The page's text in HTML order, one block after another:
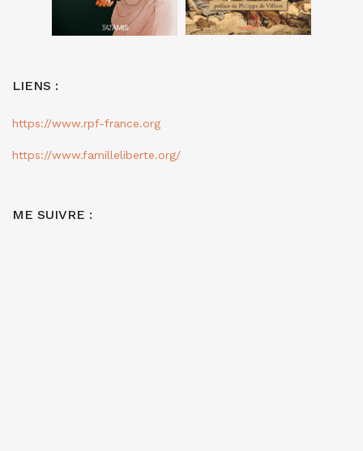
LIENS :
https://www.rpf-france.org
https://www.familleliberte.org/
ME SUIVRE :